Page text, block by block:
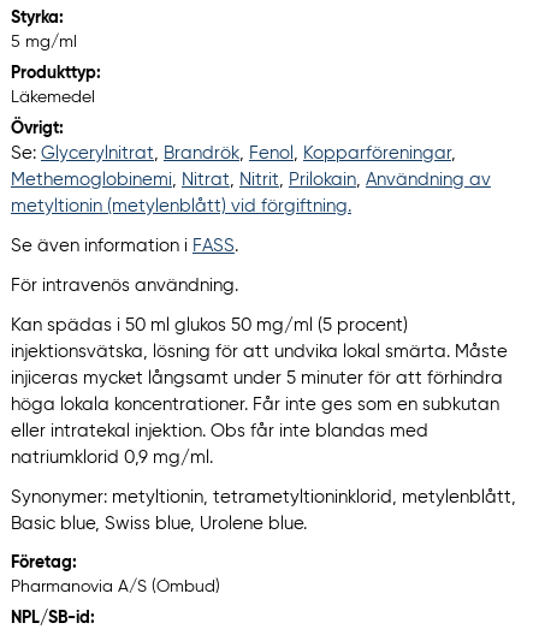
Styrka:
5 mg/ml
Produkttyp:
Läkemedel
Övrigt:
Se: Glycerylnitrat, Brandrök, Fenol , Kopparföreningar,
Methemoglobinemi, Nitrat, Nitrit, Prilokain, Användning av
metyltionin (metylenblått) vid förgiftning.
Se även information i FASS.
För intravenös användning.
Kan spädas i 50 ml glukos 50 mg/ml (5 procent)
injektionsvätska, lösning för att undvika lokal smärta. Måste
injiceras mycket långsamt under 5 minuter för att förhindra
höga lokala koncentrationer. Får inte ges som en subkutan
eller intratekal injektion. Obs får inte blandas med
natriumklorid 0,9 mg/ml.
Synonymer: metyltionin, tetrametyltioninklorid, metylenblått,
Basic blue, Swiss blue, Urolene blue.
Företag:
Pharmanovia A/S (Ombud)
NPL/SB-id: